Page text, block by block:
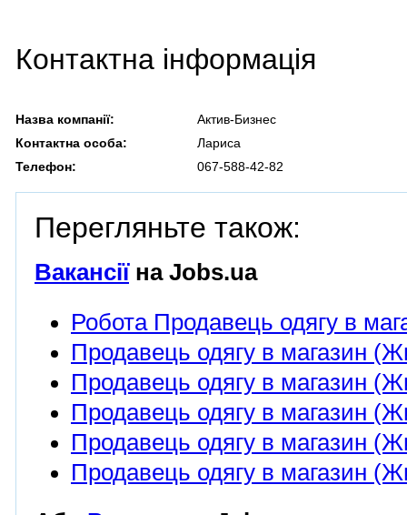
Контактна інформація
Назва компанії:
Актив-Бизнес
Контактна особа:
Лариса
Телефон:
067-588-42-82
Перегляньте також:
Вакансіїна Jobs.ua
Робота Продавець одягу в
Продавець одягу в магазин
Продавець одягу в магазин
Продавець одягу в магазин
Продавець одягу в магазин
Продавець одягу в магазин